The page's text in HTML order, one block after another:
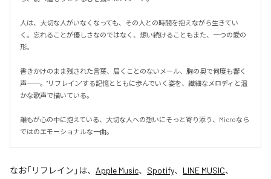
人は、大切な人がいなくなっても、その人との時間を抱えながら生きてい
く。忘れることが優しさなのではなく、想い続けることもまた、一つの愛の
形。
書きかけのまま残された言葉、届くことのないメール、胸の奥で何度も響く
声──。"リフレイン"する記憶とともに歩んでいく姿を、繊細なメロディと温
かな歌声で描いている。
誰もが心の中に抱えている、大切な人への想いにそっと寄り添う、Microなら
ではのエモーショナルな一曲。
なお「リフレイン 」は、 Apple Music、 Spotify、 LINE MUSIC、